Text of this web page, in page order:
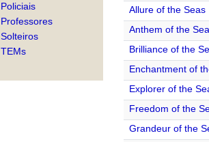
Policiais
Professores
Solteiros
TEMs
Allure of the Seas
Anthem of the
Brilliance of the
Enchantment of
Explorer of the
Freedom of the
Grandeur of the